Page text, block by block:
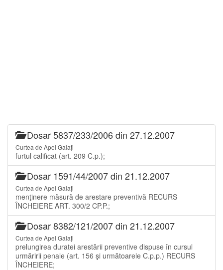
Dosar 5837/233/2006 din 27.12.2007
Curtea de Apel Galați
furtul calificat (art. 209 C.p.);
Dosar 1591/44/2007 din 21.12.2007
Curtea de Apel Galați
menţinere măsură de arestare preventivă RECURS
ÎNCHEIERE ART. 300/2 CP.P.;
Dosar 8382/121/2007 din 21.12.2007
Curtea de Apel Galați
prelungirea duratei arestării preventive dispuse în cursul
urmăririi penale (art. 156 şi următoarele C.p.p.) RECURS
ÎNCHEIERE;